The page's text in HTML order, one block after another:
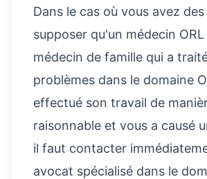
Dans le cas où vous avez
supposer qu'un médecin ORL
médecin de famille qui a
problèmes dans le domaine
effectué son travail de
raisonnable et vous a causé
il faut contacter
avocat spécialisé dans le